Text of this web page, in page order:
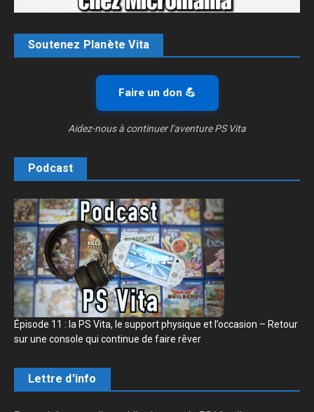
Soutenez Planète Vita
Faire un don 💪
Aidez-nous à continuer l’aventure PS Vita
Podcast
Épisode 11 : la PS Vita, le support physique et l’occasion – Retour
sur une console qui continue de faire rêver
Lettre d'info